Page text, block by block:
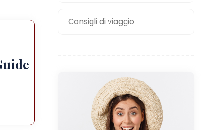
Consigli di viaggio